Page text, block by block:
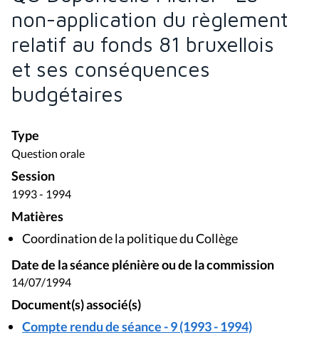
non-application du règlement
relatif au fonds 81 bruxellois
et ses conséquences
budgétaires
Type
Question orale
Session
1993 - 1994
Matières
Coordination de la politique du Collège
Date de la séance plénière ou de la commission
14/07/1994
Document(s) associé(s)
Compte rendu de séance - 9 (1993 - 1994)